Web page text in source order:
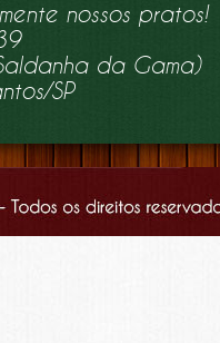
nossos pratos!
da Gama)
SP